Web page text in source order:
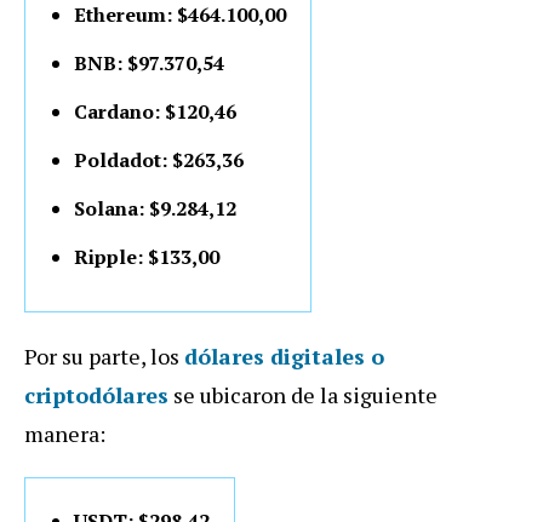
Ethereum: $464.100,00
BNB: $97.370,54
Cardano: $120,46
Poldadot: $263,36
Solana: $9.284,12
Ripple: $133,00
Por su parte, los dólares digitales o
criptodólares se ubicaron de la siguiente
manera: